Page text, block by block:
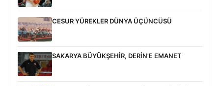
CESUR YÜREKLER DÜNYA ÜÇÜNCÜSÜ
SAKARYA BÜYÜKŞEHİR, DERİN'E EMANET